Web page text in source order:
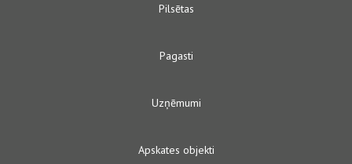
Pilsētas
Pagasti
Uzņēmumi
Apskates objekti